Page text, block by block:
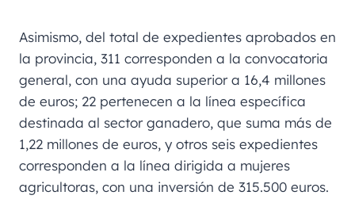
Asimismo, del total de expedientes aprobados en
la provincia, 311 corresponden a la convocatoria
general, con una ayuda superior a 16,4 millones
de euros; 22 pertenecen a la línea específica
destinada al sector ganadero, que suma más de
1,22 millones de euros, y otros seis expedientes
corresponden a la línea dirigida a mujeres
agricultoras, con una inversión de 315.500 euros.